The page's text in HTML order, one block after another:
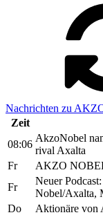
Nachrichten zu
Zeit
08:06
AkzoNobel
rival Axalta
Fr
AKZO
Fr
Neuer
Nobel/Axalta,
Do
Aktionäre von